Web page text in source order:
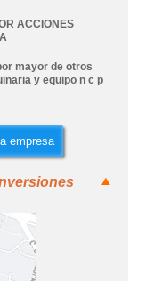
ACCIONES
mayor de otros
y equipo n c p
empresa